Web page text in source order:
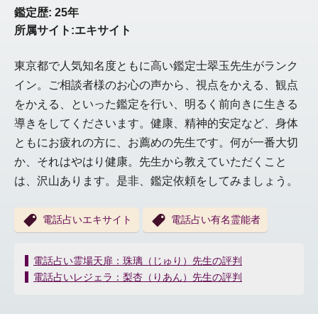
鑑定歴: 25年
所属サイト:エキサイト
東京都で人気知名度ともに高い鑑定士翠玉先生がランク
イン。ご相談者様のお心の声から、視点をかえる、観点
をかえる、といった鑑定を行い、明るく前向きに生きる
導きをしてくださいます。健康、精神的安定など、身体
ともにお疲れの方に、お薦めの先生です。何が一番大切
か、それはやはり健康。先生から教えていただくこと
は、沢山あります。是非、鑑定依頼をしてみましょう。
電話占いエキサイト 電話占い有名霊能者
投
稿
電話占い霊場天扉：珠璃（じゅり）先生の評判
電話占いレジェラ：梨杏（りあん）先生の評判